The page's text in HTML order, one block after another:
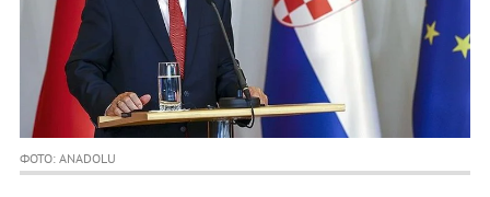
ФОТО: ANADOLU